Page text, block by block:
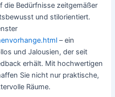
Bedürfnisse zeitgemäßer
und stilorientiert.
– ein
und Jalousien, der seit
erhält. Mit hochwertigen
Sie nicht nur praktische,
Räume.